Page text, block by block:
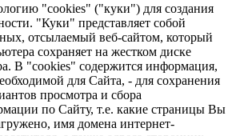
"cookies" ("куки") для создания
"Куки" представляет собой
отсылаемый веб-сайтом, который
сохраняет на жестком диске
В "cookies" содержится информация,
для Сайта, - для сохранения
просмотра и сбора
по Сайту, т.е. какие страницы Вы
имя домена интернет-